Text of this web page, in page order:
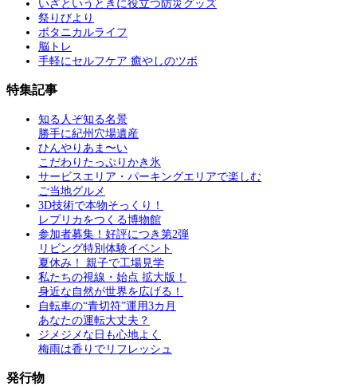
いざというときに役立つ防災グッズ
祭りびより
ボタニカルライフ
脳トレ
手軽にセルフケア 癒やしのツボ
特集記事
知る人ぞ知る名景
勝手に紀州穴場遺産
ひんやりあま〜い
こだわりたっぷりかき氷
サービスエリア・パーキングエリアで楽しむ
ご当地グルメ
3D技術で本物そっくり！
レプリカをつくる博物館
参加者募集！好評につき第2弾
リビング特別体験イベント
夏休み！ 親子で工場見学
私たちの視線・始点 拡大版！
身近な自然が世界を広げる！
自転車の“青切符”運用3カ月
あなたの運転大丈夫？
ジメジメな日も心地よく
梅雨は香りでリフレッシュ
発行物